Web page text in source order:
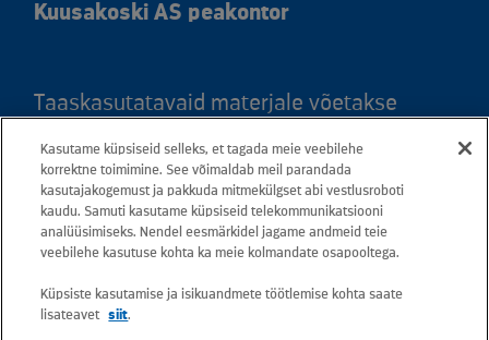
Kuusakoski AS peakontor
Taaskasutatavaid materjale võetakse
Kaardil klõpsates leiate kõigi maakondade
teeninduspunktid ja teejuhised.
Postiaadress: Betooni 12, 13816 Tallinn
(Eesti)
Kasutame küpsiseid selleks, et tagada meie veebilehe
korrektne toimimine. See võimaldab meil parandada
kasutajakogemust ja pakkuda mitmekülgset abi vestlusroboti
kaudu. Samuti kasutame küpsiseid telekommunikatsiooni
analüüsimiseks. Nendel eesmärkidel jagame andmeid teie
veebilehe kasutuse kohta ka meie kolmandate osapooltega.
Küpsiste kasutamise ja isikuandmete töötlemise kohta saate
lisateavet
siit.